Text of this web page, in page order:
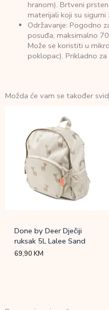
hranom). Brtveni
materijali koji su
Održavanje: Pogodno
posuđa, maksimalno
Može se koristiti u
poklopac). Prikladno za
Možda će vam se također
Done by Deer Dječiji
ruksak 5L Lalee Sand
69,90KM